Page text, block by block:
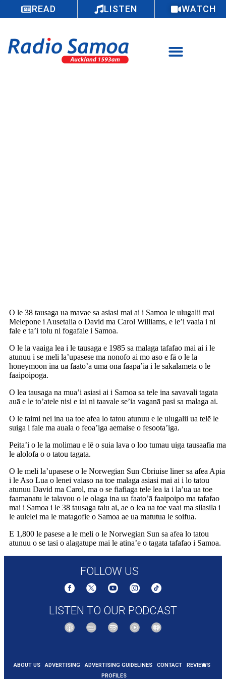
READ LISTEN WATCH
O le 38 tausaga ua mavae sa asiasi mai ai i Samoa le ulugalii mai
Melepone i Ausetalia o David ma Carol Williams, e le’i vaaia i ni
fale e ta’i tolu ni fogafale i Samoa.
O le la vaaiga lea i le tausaga e 1985 sa malaga tafafao mai ai i le
atunuu i se meli la’upasese ma nonofo ai mo aso e fā o le la
honeymoon ina ua faato’ā uma ona faapa’ia i le sakalameta o le
faaipoipoga.
O lea tausaga na mua’i asiasi ai i Samoa sa tele ina savavali tagata
auā e le to’atele nisi e iai ni taavale se’ia vaganā pasi sa malaga ai.
O le taimi nei ina ua toe afea lo tatou atunuu e le ulugalii ua telē le
suiga i fale ma auala o feoa’iga aemaise o fesoota’iga.
Peita’i o le la molimau e lē o suia lava o loo tumau uiga tausaafia ma
le alolofa o o tatou tagata.
O le meli la’upasese o le Norwegian Sun Cbriuise liner sa afea Apia
i le Aso Lua o lenei vaiaso na toe malaga asiasi mai ai i lo tatou
atunuu David ma Carol, ma o se fiafiaga tele lea ia i la’ua ua toe
faamanatu le talavou o le olaga ina ua faato’ā faaipoipo ma tafafao
mai i Samoa i le 38 tausaga talu ai, ae o lea ua toe vaai ma silasila i
le aulelei ma le matagofie o Samoa ae ua matutua le soifua.
E 1,800 le pasese a le meli o le Norwegian Sun sa afea lo tatou
atunuu o se tasi o alagatupe mai le atina’e o tagata tafafao i Samoa.
FOLLOW US
LISTEN TO OUR PODCAST
ABOUT US ADVERTISING ADVERTISING GUIDELINES CONTACT
REVIEWS
PROFILES